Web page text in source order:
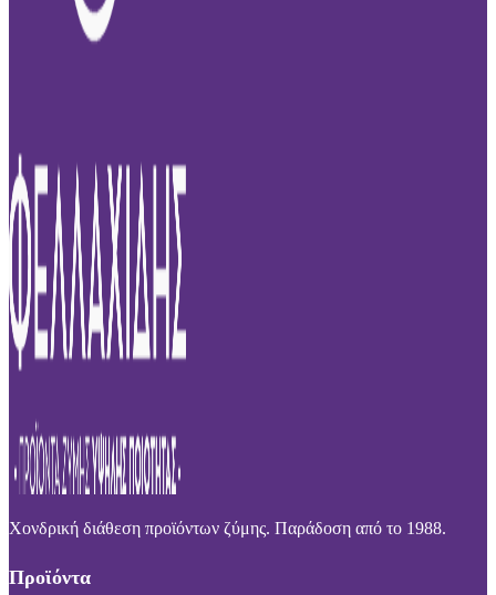
Χονδρική διάθεση προϊόντων ζύμης. Παράδοση από το 1988.
Προϊόντα